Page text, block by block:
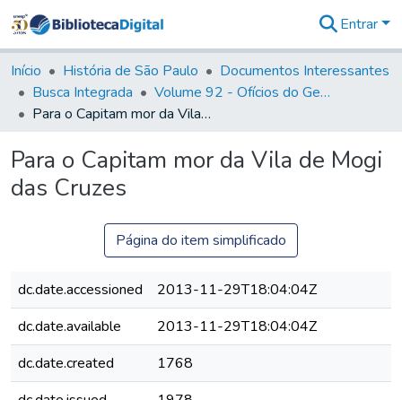
&
Coleções
Tudo na
Biblioteca
Estatísticas
Entrar
Início História de São Paulo
Documentos Interessantes
Busca Integrada
Volume 92 - Ofícios do General D. Luiz aos diversos funcionários da Capitania (1768- 1772)
Para o Capitam mor da Vila de Mogi das Cruzes
Para o Capitam mor da Vila de Mogi
das Cruzes
Página do item simplificado
dc.date.accessioned
2013-11-29T18:04:04Z
dc.date.available
2013-11-29T18:04:04Z
dc.date.created
1768